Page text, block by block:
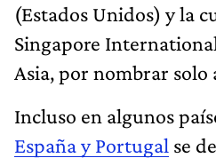
(Estados Unidos) y la
Singapore
Asia, por nombrar solo
Incluso en algunos
España y Portugal se